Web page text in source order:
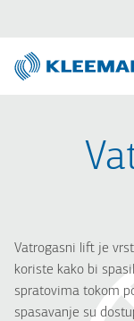
main
content
main
search
Vatrogasni lift je
koriste kako bi
spratovima tokom
spasavanje su